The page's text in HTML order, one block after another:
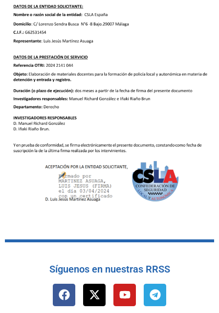
Síguenos en nuestras RRSS